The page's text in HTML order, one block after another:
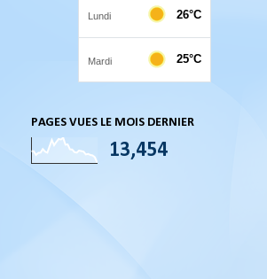
PAGES VUES LE MOIS DERNIER
13,454